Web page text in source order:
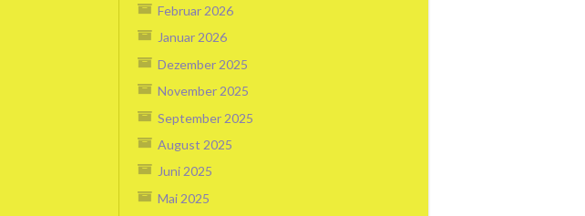
Februar 2026
Januar 2026
Dezember 2025
November 2025
September 2025
August 2025
Juni 2025
Mai 2025